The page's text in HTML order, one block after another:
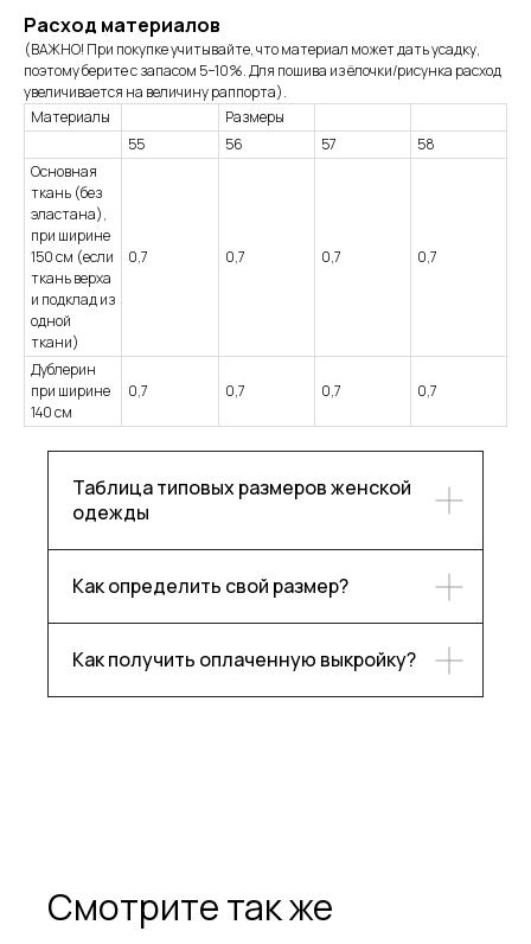
Расход материалов
(ВАЖНО! При покупке учитывайте, что материал может дать усадку,
поэтому берите с запасом 5−10%. Для пошива из ёлочки/рисунка расход
увеличивается на величину раппорта).
Материалы
Размеры
55
56 57
58
Основная
ткань (без
эластана),
при ширине
150 см (если
ткань верха
и подклад из
одной
ткани)
0,7 0,7 0,7 0,7
Дублерин
при ширине
140 см
0,7 0,7 0,7 0,7
Таблица типовых размеров женской
одежды
Как определить свой размер?
Как получить оплаченную выкройку?
Смотрите так же
Контакты
Ответы на частые вопросы